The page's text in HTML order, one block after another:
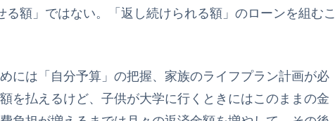
額」ではない。「返し続けられる額」のローンを組むこ
には「自分予算」の把握、家族のライフプラン計画が必
を払えるけど、子供が大学に行くときにはこのままの金